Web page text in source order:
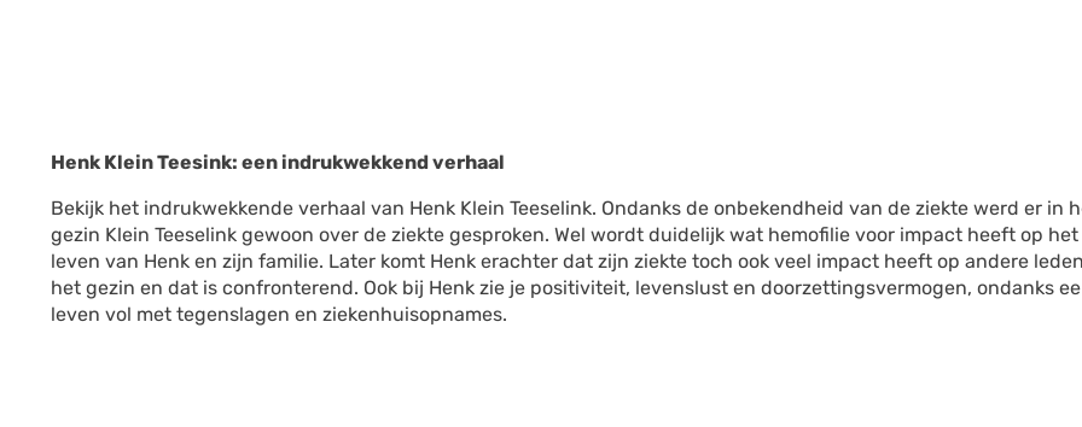
Henk Klein Teesink: een indrukwekkend verhaal
Bekijk het indrukwekkende verhaal van Henk Klein Teeselink. Ondanks de onbekendheid van de ziekte werd er in
gezin Klein Teeselink gewoon over de ziekte gesproken. Wel wordt duidelijk wat hemofilie voor impact heeft op het
leven van Henk en zijn familie. Later komt Henk erachter dat zijn ziekte toch ook veel impact heeft op andere
het gezin en dat is confronterend. Ook bij Henk zie je positiviteit, levenslust en doorzettingsvermogen, ondanks
leven vol met tegenslagen en ziekenhuisopnames.